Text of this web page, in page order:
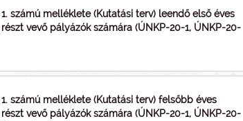
számú melléklete (Kutatási terv) leendő első éves
vevő pályázók számára (ÚNKP-20-1, ÚNKP-20-
számú melléklete (Kutatási terv) felsőbb éves
vevő pályázók számára (ÚNKP-20-1, ÚNKP-20-